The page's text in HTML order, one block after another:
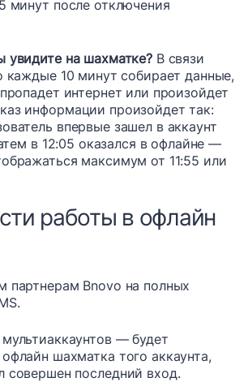
минут после отключения
увидите на шахматке?В связи
каждые 10 минут собирает данные,
интернет или произойдет
информации произойдет так:
впервые зашел в аккаунт
в 12:05 оказался в офлайне —
максимум от 11:55 или
работы в офлайн
партнерам Bnovo на полных
— будет
шахматка того аккаунта,
совершен последний вход.